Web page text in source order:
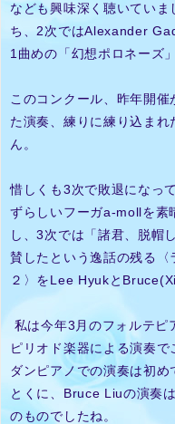
なども興味深く聴いてい
ち、2次ではAlexander
1曲めの「幻想ポロネーズ
このコンクール、昨年開
た演奏、練りに練り込ま
ん。
惜しくも3次で敗退になっ
ずらしいフーガa-mollを素
し、3次では「諸君、脱帽
賛したという逸話の残る
２〉をLee Hyukと
私は今年3月のフォルテピ
ピリオド楽器による演奏
ダンピアノでの演奏は初め
とくに、Bruce Liuの演奏
のものでしたね。